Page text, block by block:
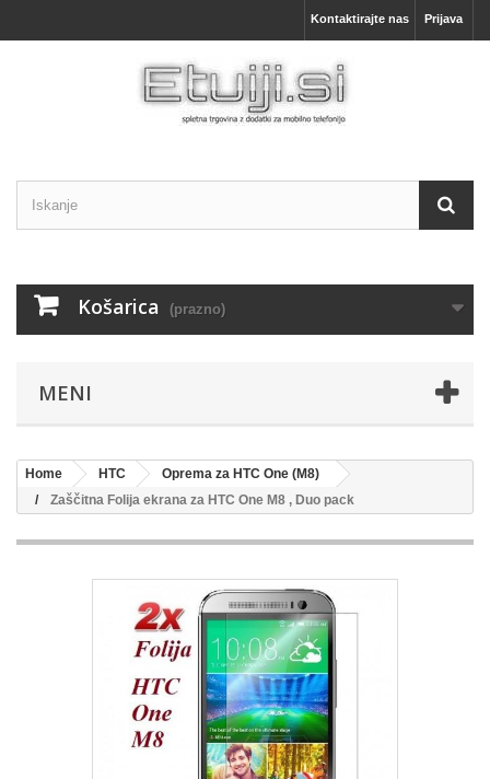
Prijava
Kontaktirajte nas
Košarica (prazno)
MENI
Home HTC
Oprema za HTC One (M8)
Zaščitna Folija ekrana za HTC One M8 , Duo pack